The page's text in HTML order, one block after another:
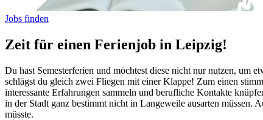
Jobs finden
Zeit für einen Ferienjob in Leipzig!
Du hast Semesterferien und möchtest diese nicht nur nutzen, um
schlägst du gleich zwei Fliegen mit einer Klappe! Zum einen
interessante Erfahrungen sammeln und berufliche Kontakte
in der Stadt ganz bestimmt nicht in Langeweile ausarten müssen.
müsste.